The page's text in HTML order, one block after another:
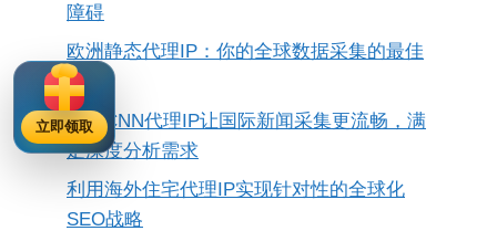
障碍
欧洲静态代理IP：你的全球数据采集的最佳
选择
BBCCNN代理IP让国际新闻采集更流畅，满
足深度分析需求
利用海外住宅代理IP实现针对性的全球化
SEO战略
立即领取